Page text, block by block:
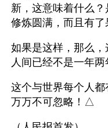
新，这意味着什么
修炼圆满，而且有了
如果是这样，那么
人间已经不是一年两
这个与世界每个人都
万万不可忽略！△